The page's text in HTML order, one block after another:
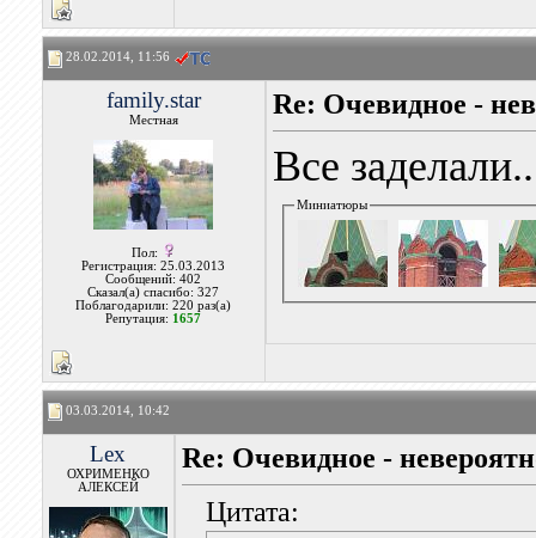
28.02.2014, 11:56
family.star
Местная
Пол:
Регистрация: 25.03.2013
Сообщений: 402
Сказал(а) спасибо: 327
Поблагодарили: 220 раз(а)
Репутация: 1657
Re: Очевидное -
Все
Миниатюры
03.03.2014, 10:42
Lex
ОХРИМЕНКО
АЛЕКСЕЙ
Re: Очевидное -
Цитата: